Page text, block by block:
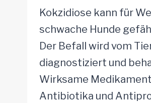
Kokzidiose kann für
schwache Hunde
Der Befall wird vom
diagnostiziert und
Wirksame
Antibiotika und